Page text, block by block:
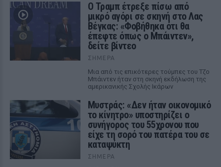
Ο Τραμπ έτρεξε πίσω από
μικρό αγόρι σε σκηνή στο Λας
Βέγκας: «Φοβήθηκα ότι θα
έπεφτε όπως ο Μπάιντεν»,
δείτε βίντεο
ΣΉΜΕΡΑ
Μια από τις επικότερες τούμπες του Τζο
Μπάιντεν ήταν στη σκηνή εκδήλωση της
αμερικανικής Σχολής Ικάρων
Μυστράς: «Δεν ήταν οικονομικό
το κίνητρο» υποστηρίζει ο
συνήγορος του 55χρονου που
είχε τη σορό του πατέρα του σε
καταψύκτη
ΣΉΜΕΡΑ